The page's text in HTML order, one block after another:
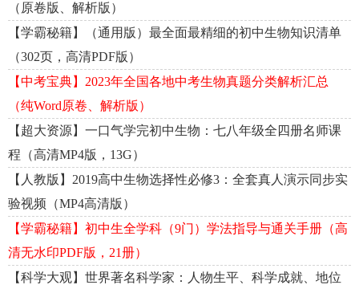
（原卷版、解析版）
【学霸秘籍】（通用版）最全面最精细的初中生物知识清单
（302页，高清PDF版）
【中考宝典】2023年全国各地中考生物真题分类解析汇总
（纯Word原卷、解析版）
【超大资源】一口气学完初中生物：七八年级全四册名师课
程（高清MP4版，13G）
【人教版】2019高中生物选择性必修3：全套真人演示同步实
验视频（MP4高清版）
【学霸秘籍】初中生全学科（9门）学法指导与通关手册（高
清无水印PDF版，21册）
【科学大观】世界著名科学家：人物生平、科学成就、地位